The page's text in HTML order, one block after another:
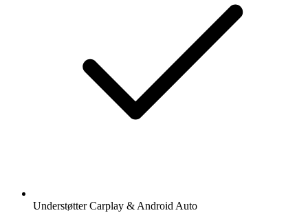
Understøtter Carplay & Android Auto